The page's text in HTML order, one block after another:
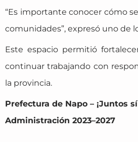
“Es importante conocer cómo
comunidades”, expresó uno de
Este espacio permitió
continuar trabajando con
la provincia.
Prefectura de Napo – ¡Juntos
Administración 2023–2027